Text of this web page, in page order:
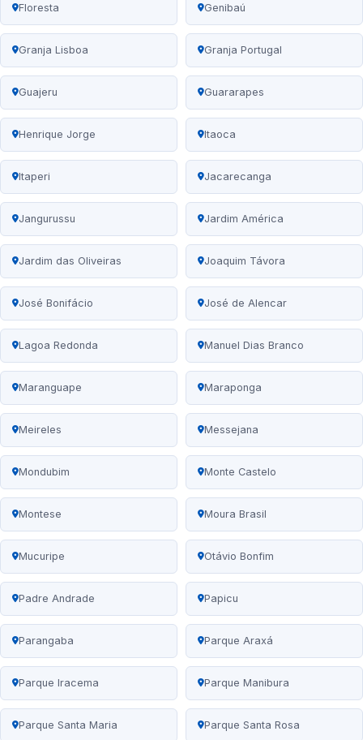
Floresta Genibaú
Granja Lisboa Granja Portugal
Guajeru Guararapes
Henrique Jorge Itaoca
Itaperi Jacarecanga
Jangurussu Jardim América
Jardim das Oliveiras Joaquim Távora
José Bonifácio José de Alencar
Lagoa Redonda Manuel Dias Branco
Maranguape Maraponga
Meireles Messejana
Mondubim Monte Castelo
Montese Moura Brasil
Mucuripe Otávio Bonfim
Padre Andrade Papicu
Parangaba Parque Araxá
Parque Iracema Parque Manibura
Parque Santa Maria Parque Santa Rosa